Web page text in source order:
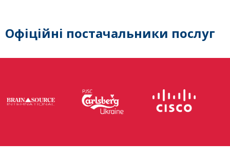
Офіційні постачальники послуг